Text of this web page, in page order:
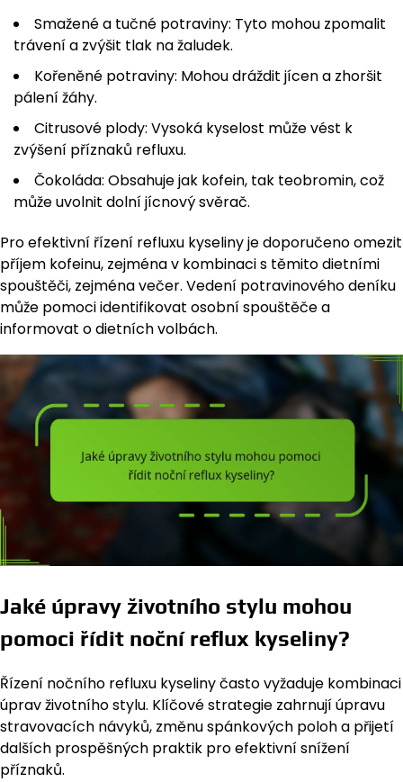
Smažené a tučné potraviny: Tyto mohou zpomalit
trávení a zvýšit tlak na žaludek.
Kořeněné potraviny: Mohou dráždit jícen a zhoršit
pálení žáhy.
Citrusové plody: Vysoká kyselost může vést k
zvýšení příznaků refluxu.
Čokoláda: Obsahuje jak kofein, tak teobromin, což
může uvolnit dolní jícnový svěrač.
Pro efektivní řízení refluxu kyseliny je doporučeno omezit
příjem kofeinu, zejména v kombinaci s těmito dietními
spouštěči, zejména večer. Vedení potravinového deníku
může pomoci identifikovat osobní spouštěče a
informovat o dietních volbách.
Jaké úpravy životního stylu mohou
pomoci řídit noční reflux kyseliny?
Řízení nočního refluxu kyseliny často vyžaduje kombinaci
úprav životního stylu. Klíčové strategie zahrnují úpravu
stravovacích návyků, změnu spánkových poloh a přijetí
dalších prospěšných praktik pro efektivní snížení
příznaků.